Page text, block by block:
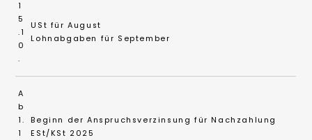
1
5
.1
0
.
USt für August
Lohnabgaben für September
A
b
1.
1
Beginn der Anspruchsverzinsung für Nachzahlung
ESt/KSt 2025